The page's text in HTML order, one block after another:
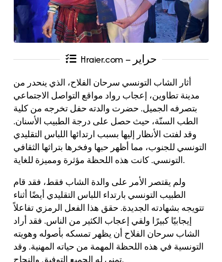
Hraier.com – حراير
أثار الشاب التونسي سرحان الفلاح، الذي ينحدر من
مدينة تطاوين، إعجاب رواد مواقع التواصل الاجتماعي
بتصرفه الجميل. حضرت والدته حفل تخرجه من كلية
الطب السنّة، حيث حصل على درجة الطبيب الأسنان.
وقد لفتت الأنظار إليها بسبب ارتدائها اللباس التقليدي
التونسي للجنوب، مما أظهر حبها وفخرها بتراثها الثقافي
التونسي. كانت هذه اللحظة مؤثرة ومميزة للغاية.
ولم يقتصر الأمر على والدة الشاب فقط، فقد قام
الطبيب التونسي بارتداء اللباس التقليدي أيضًا أثناء
تتويجه بشهادته الجديدة. حقق هذا الفعل الرمزي تفاعلاً
إيجابيًا كبيرًا ولقي إعجاب الكثير من الناس. فقد أراد
الشاب سرحان الفلاح أن يظهر تمسكه بأصوله وهويته
التونسية في هذه اللحظة المهمة من حياته المهنية. وقد
تمنى له الجميع التوفيق والنجاح.